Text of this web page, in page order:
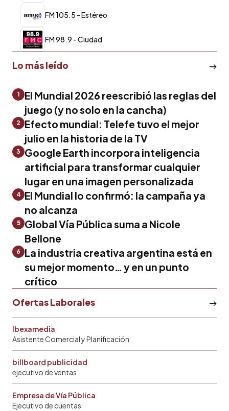
FM 105.5 - Estéreo
FM 98.9 - Ciudad
Lo más leído
1
El Mundial 2026 reescribió las reglas del
juego (y no solo en la cancha)
2
Efecto mundial: Telefe tuvo el mejor
julio en la historia de la TV
3
Google Earth incorpora inteligencia
artificial para transformar cualquier
lugar en una imagen personalizada
4 El Mundial lo confirmó: la campaña ya
no alcanza
5
Global Vía Pública suma a Nicole
Bellone
6
La industria creativa argentina está en
su mejor momento… y en un punto
crítico
Ofertas Laborales
Ibexamedia
Asistente Comercial y Planificación
billboard publicidad
ejecutivo de ventas
Empresa de Vía Pública
Ejecutivo de cuentas